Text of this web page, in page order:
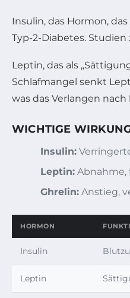
Insulin, das Hormon,
Typ-2-Diabetes.
Leptin, das als
Schlafmangel senkt
was das Verlangen
WICHTIGE
Insulin:
Leptin:
Ghrelin: Anstieg,
HORMON
Insulin
Leptin